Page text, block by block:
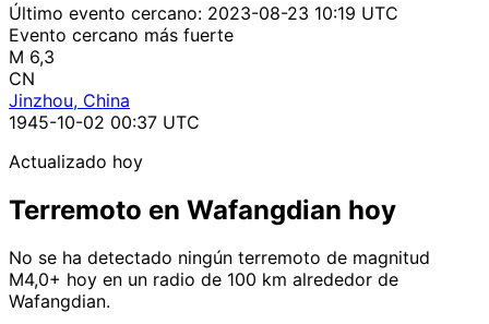
Último evento cercano: 2023-08-23 10:19 UTC
Evento cercano más fuerte
M 6,3
CN
Jinzhou, China
1945-10-02 00:37 UTC
Actualizado hoy
Terremoto en Wafangdian hoy
No se ha detectado ningún terremoto de magnitud
M4,0+ hoy en un radio de 100 km alrededor de
Wafangdian.